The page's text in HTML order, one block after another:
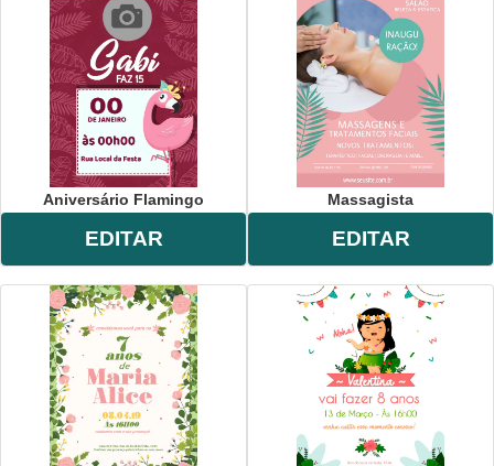
Aniversário Flamingo
EDITAR
Massagista
EDITAR